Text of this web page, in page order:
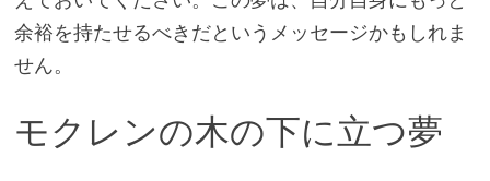
余裕を持たせるべきだというメッセージかもしれま
せん。
モクレンの木の下に立つ夢